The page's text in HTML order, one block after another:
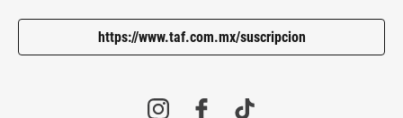
https://www.taf.com.mx/suscripcion